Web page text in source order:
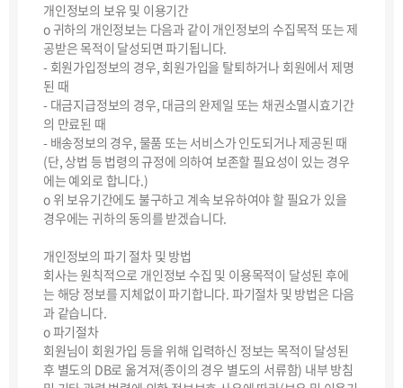
개인정보의 보유 및 이용기간
ο 귀하의 개인정보는 다음과 같이 개인정보의 수집목적 또는 제
공받은 목적이 달성되면 파기됩니다.
- 회원가입정보의 경우, 회원가입을 탈퇴하거나 회원에서 제명
된 때
- 대금지급정보의 경우, 대금의 완제일 또는 채권소멸시효기간
의 만료된 때
- 배송정보의 경우, 물품 또는 서비스가 인도되거나 제공된 때
(단, 상법 등 법령의 규정에 의하여 보존할 필요성이 있는 경우
에는 예외로 합니다.)
ο 위 보유기간에도 불구하고 계속 보유하여야 할 필요가 있을
경우에는 귀하의 동의를 받겠습니다.
개인정보의 파기 절차 및 방법
회사는 원칙적으로 개인정보 수집 및 이용목적이 달성된 후에
는 해당 정보를 지체없이 파기합니다. 파기절차 및 방법은 다음
과 같습니다.
ο 파기절차
회원님이 회원가입 등을 위해 입력하신 정보는 목적이 달성된
후 별도의 DB로 옮겨져(종이의 경우 별도의 서류함) 내부 방침